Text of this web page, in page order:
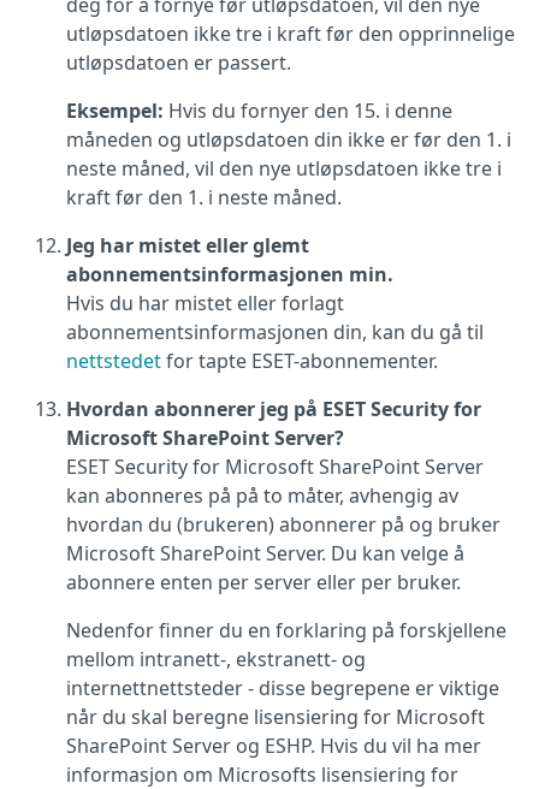
utløpsdatoen ikke tre i kraft før den opprinnelige
utløpsdatoen er passert.
Eksempel: Hvis du fornyer den 15. i denne
måneden og utløpsdatoen din ikke er før den 1. i
neste måned, vil den nye utløpsdatoen ikke tre i
kraft før den 1. i neste måned.
Jeg har mistet eller glemt
abonnementsinformasjonen min.
Hvis du har mistet eller forlagt
abonnementsinformasjonen din, kan du gå til
nettstedetfor tapte ESET-abonnementer.
Hvordan abonnerer jeg på ESET Security for
Microsoft SharePoint Server?
ESET Security for Microsoft SharePoint Server
kan abonneres på på to måter, avhengig av
hvordan du (brukeren) abonnerer på og bruker
Microsoft SharePoint Server. Du kan velge å
abonnere enten per server eller per bruker.
Nedenfor finner du en forklaring på forskjellene
mellom intranett-, ekstranett- og
internettnettsteder - disse begrepene er viktige
når du skal beregne lisensiering for Microsoft
SharePoint Server og ESHP. Hvis du vil ha mer
informasjon om Microsofts lisensiering for